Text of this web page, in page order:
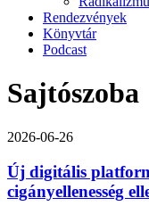
Rendezvények
Könyvtár
Podcast
Sajtószoba
2026-06-26
Új digitális
cigányellenesség